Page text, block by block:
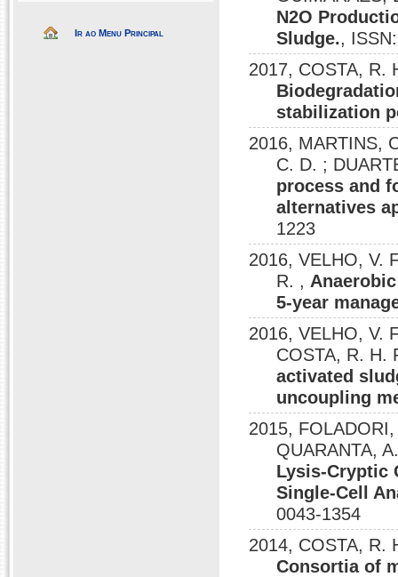
Ir ao Menu Principal
N2O
Sludge.,
2017, COSTA, R.
stabilization
2016, MARTINS,
C. D. ;
process and
alternatives
1223
2016, VELHO, V.
R. ,
5-year
2016, VELHO, V.
COSTA, R. H.
activated
uncoupling
2015,
QUARANTA,
Lysis-Cryptic
Single-Cell
0043-1354
2014, COSTA, R.
Consortia of